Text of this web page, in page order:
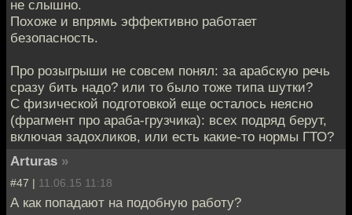
не слышно.
Похоже и впрямь эффективно работает
безопасность.
Про розыгрыши не совсем понял: за арабскую речь
сразу бить надо? или то было тоже типа шутки?
С физической подготовкой еще осталось неясно
(фрагмент про араба-грузчика): всех подряд берут,
включая задохликов, или есть какие-то нормы ГТО?
Arturas »
#47 | 11.06.15 11:18
А как попадают на подобную работу?